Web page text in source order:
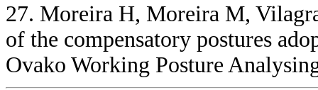
27. Moreira H, Moreira M,
of the compensatory postures
Ovako Working Posture